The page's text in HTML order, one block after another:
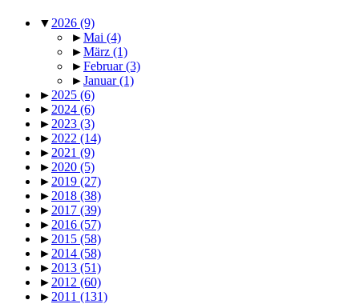
▼ 2026 (9)
►Mai (4)
►März (1)
►Februar(3)
►Januar(1)
► 2025 (6)
► 2024 (6)
► 2023 (3)
► 2022 (14)
► 2021 (9)
► 2020 (5)
► 2019 (27)
► 2018 (38)
► 2017 (39)
► 2016 (57)
► 2015 (58)
► 2014 (58)
► 2013 (51)
► 2012 (60)
► 2011 (131)